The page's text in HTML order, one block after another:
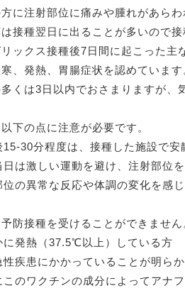
に注射部位に痛みや腫れがあらわ
接種翌日に出ることが多いので接
ックス接種後7日間に起こった主
、発熱、胃腸症状を認めています
くは3日以内でおさまりますが、
下の点に注意が必要です。
15-30分程度は、接種した施設で
日は激しい運動を避け、注射部位
の異常な反応や体調の変化を感
防接種を受けることができません
に発熱（37.5℃以上）している方
性疾患にかかっていることが明ら
のワクチンの成分によってアナ